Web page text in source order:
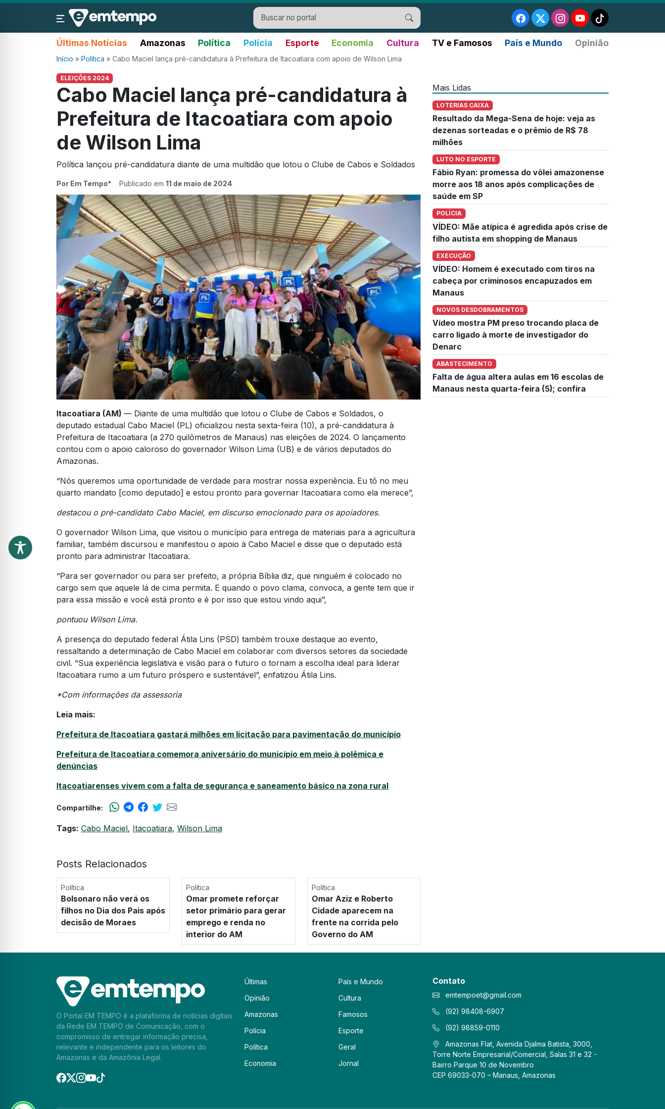
Últimas Notícias Amazonas Política Polícia Esporte Economia Cultura TV e Famosos País e Mundo Opinião
Início » Política » Cabo Maciel lança pré-candidatura à Prefeitura de Itacoatiara com apoio de Wilson Lima
ELEIÇÕES 2024
Cabo Maciel lança pré-candidatura à
Prefeitura de Itacoatiara com apoio
de Wilson Lima
Política lançou pré-candidatura diante de uma multidão que lotou o Clube de Cabos e Soldados
Por Em Tempo* Publicado em 11 de maio de 2024
Itacoatiara (AM) — Diante de uma multidão que lotou o Clube de Cabos e Soldados, o
deputado estadual Cabo Maciel (PL) oficializou nesta sexta-feira (10), a pré-candidatura à
Prefeitura de Itacoatiara (a 270 quilômetros de Manaus) nas eleições de 2024. O lançamento
contou com o apoio caloroso do governador Wilson Lima (UB) e de vários deputados do
Amazonas.
“Nós queremos uma oportunidade de verdade para mostrar nossa experiência. Eu tô no meu
quarto mandato [como deputado] e estou pronto para governar Itacoatiara como ela merece”,
destacou o pré-candidato Cabo Maciel, em discurso emocionado para os apoiadores.
O governador Wilson Lima, que visitou o município para entrega de materiais para a agricultura
familiar, também discursou e manifestou o apoio à Cabo Maciel e disse que o deputado está
pronto para administrar Itacoatiara.
“Para ser governador ou para ser prefeito, a própria Bíblia diz, que ninguém é colocado no
cargo sem que aquele lá de cima permita. E quando o povo clama, convoca, a gente tem que ir
para essa missão e você está pronto e é por isso que estou vindo aqui”,
pontuou Wilson Lima.
A presença do deputado federal Átila Lins (PSD) também trouxe destaque ao evento,
ressaltando a determinação de Cabo Maciel em colaborar com diversos setores da sociedade
civil. “Sua experiência legislativa e visão para o futuro o tornam a escolha ideal para liderar
Itacoatiara rumo a um futuro próspero e sustentável”, enfatizou Átila Lins.
*Com informações da assessoria
Leia mais:
Prefeitura de Itacoatiara gastará milhões em licitação para pavimentação do município
Prefeitura de Itacoatiara comemora aniversário do município em meio à polêmica e
denúncias
Itacoatiarenses vivem com a falta de segurança e saneamento básico na zona rural
Compartilhe:
Tags: Cabo Maciel, Itacoatiara, Wilson Lima
Posts Relacionados
Política
Bolsonaro não verá os
filhos no Dia dos Pais após
decisão de Moraes
Política
Omar promete reforçar
setor primário para gerar
emprego e renda no
interior do AM
Política
Omar Aziz e Roberto
Cidade aparecem na
frente na corrida pelo
Governo do AM
Mais Lidas
LOTERIAS CAIXA
Resultado da Mega-Sena de hoje: veja as
dezenas sorteadas e o prêmio de R$ 78
milhões
LUTO NO ESPORTE
Fábio Ryan: promessa do vôlei amazonense
morre aos 18 anos após complicações de
saúde em SP
POLÍCIA
VÍDEO: Mãe atípica é agredida após crise de
filho autista em shopping de Manaus
EXECUÇÃO
VÍDEO: Homem é executado com tiros na
cabeça por criminosos encapuzados em
Manaus
NOVOS DESDOBRAMENTOS
Vídeo mostra PM preso trocando placa de
carro ligado à morte de investigador do
Denarc
ABASTECIMENTO
Falta de água altera aulas em 16 escolas de
Manaus nesta quarta-feira (5); confira
O Portal EM TEMPO é a plataforma de notícias digitais
da Rede EM TEMPO de Comunicação, com o
compromisso de entregar informação precisa,
relevante e independente para os leitores do
Amazonas e da Amazônia Legal.
Últimas
Opinião
Amazonas
Polícia
Política
Economia
País e Mundo
Cultura
Famosos
Esporte
Geral
Jornal
Contato
emtempoet@gmail.com
(92) 98408-6907
(92) 98859-0110
Amazonas Flat, Avenida Djalma Batista, 3000,
Torre Norte Empresarial/Comercial, Salas 31 e 32 -
Bairro Parque 10 de Novembro
CEP 69033-070 – Manaus, Amazonas